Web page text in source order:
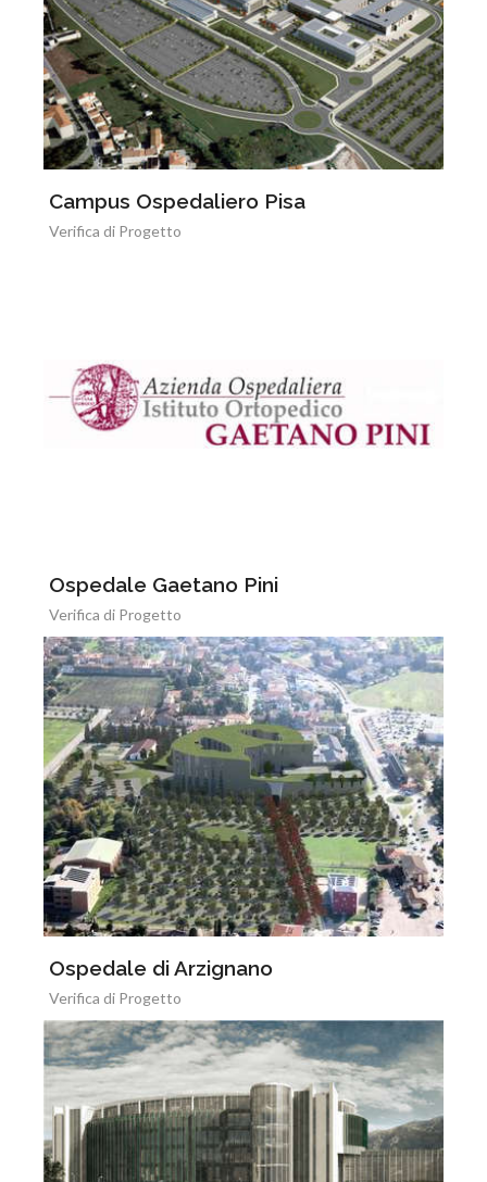
Campus Ospedaliero Pisa
Verifica di Progetto
Ospedale Gaetano Pini
Verifica di Progetto
Ospedale di Arzignano
Verifica di Progetto